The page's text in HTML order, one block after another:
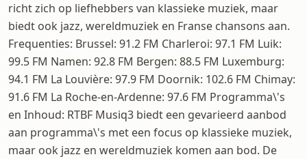
richt zich op liefhebbers van klassieke muziek, maar
biedt ook jazz, wereldmuziek en Franse chansons aan.
Frequenties: Brussel: 91.2 FM Charleroi: 97.1 FM Luik:
99.5 FM Namen: 92.8 FM Bergen: 88.5 FM Luxemburg:
94.1 FM La Louvière: 97.9 FM Doornik: 102.6 FM Chimay:
91.6 FM La Roche-en-Ardenne: 97.6 FM Programma\'s
en Inhoud: RTBF Musiq3 biedt een gevarieerd aanbod
aan programma\'s met een focus op klassieke muziek,
maar ook jazz en wereldmuziek komen aan bod. De